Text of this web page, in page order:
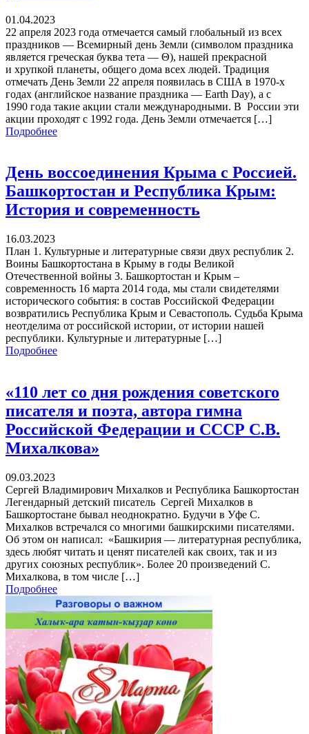
01.04.2023
22 апреля 2023 года отмечается самый глобальный из всех
праздников — Всемирный день Земли (символом праздника
является греческая буква тета — Θ), нашей прекрасной
и хрупкой планеты, общего дома всех людей. Традиция
отмечать День Земли 22 апреля появилась в США в 1970-х
годах (английское название праздника — Earth Day), а с
1990 года такие акции стали международными. В России эти
акции проходят с 1992 года. День Земли отмечается […]
Подробнее
День воссоединения Крыма с Россией.
Башкортостан и Республика Крым:
История и современность
16.03.2023
План 1. Культурные и литературные связи двух республик 2.
Воины Башкортостана в Крыму в годы Великой
Отечественной войны 3. Башкортостан и Крым –
современность 16 марта 2014 года, мы стали свидетелями
исторического события: в состав Российской Федерации
возвратились Республика Крым и Севастополь. Судьба Крыма
неотделима от российской истории, от истории нашей
республики. Культурные и литературные […]
Подробнее
«110 лет со дня рождения советского
писателя и поэта, автора гимна
Российской Федерации и СССР С.В.
Михалкова»
09.03.2023
Сергей Владимирович Михалков и Республика Башкортостан
Легендарный детский писатель Сергей Михалков в
Башкортостане бывал неоднократно. Будучи в Уфе С.
Михалков встречался со многими башкирскими писателями.
Об этом он написал: «Башкирия — литературная республика,
здесь любят читать и ценят писателей как своих, так и из
других союзных республик». Более 20 произведений С.
Михалкова, в том числе […]
Подробнее